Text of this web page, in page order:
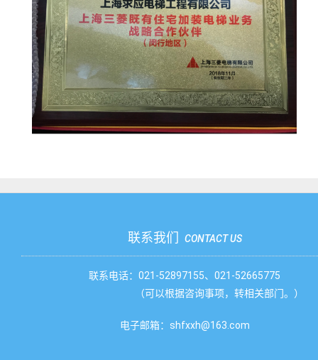
联系我们 CONTACT US
联系电话：021-52897155、021-52665775
（可以根据咨询事项，转相关部门。）
电子邮箱：shfxxh@163.com